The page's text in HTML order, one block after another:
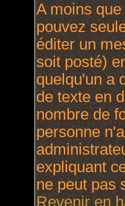
A moins
pouvez
éditer un
soit posté)
quelqu'un a
de texte en
nombre de
personne
expliquant
ne peut pas
Revenir en